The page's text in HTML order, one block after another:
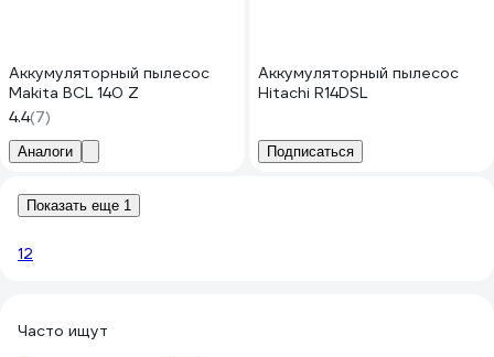
Аккумуляторный пылесос
Makita BCL 140 Z
4.4(7)
Аналоги
Аккумуляторный пылесос
Hitachi R14DSL
Подписаться
Показать еще 1
12
Часто ищут